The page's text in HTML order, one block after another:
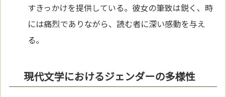
すきっかけを提供している。彼女の筆致は鋭く、時
には痛烈でありながら、読む者に深い感動を与え
る。
現代文学におけるジェンダーの多様性